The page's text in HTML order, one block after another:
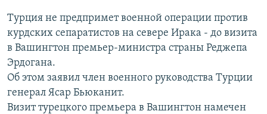
Вернутся
поиску
КАВКАЗ.РЕАЛИИ
СЕВЕР.РЕАЛИИ
СИБИРЬ.РЕАЛИИ
РАСПИСАНИЕ ВЕЩАНИЯ
ПОДПИШИТЕСЬ НА РАССЫЛКУ
Турция не предпримет военной операции против
курдских сепаратистов на севере Ирака - до визита
в Вашингтон премьер-министра страны Реджепа
Эрдогана.
Об этом заявил член военного руководства Турции
генерал Ясар Бьюканит.
Визит турецкого премьера в Вашингтон намечен